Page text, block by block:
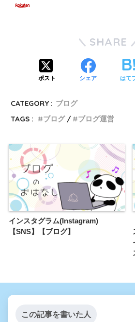
SHARE
ポスト シェア はて
CATEGORY : ブログ
TAGS :
ブログ ブログ運営
インスタグラム(Instagram)
【SNS】【ブログ】
この記事を書いた人